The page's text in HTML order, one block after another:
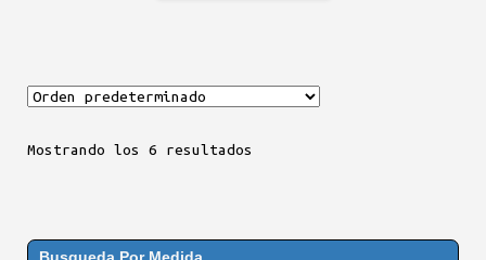
Mostrando los 6 resultados
Busqueda Por Medida